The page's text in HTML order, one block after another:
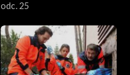
odc. 25